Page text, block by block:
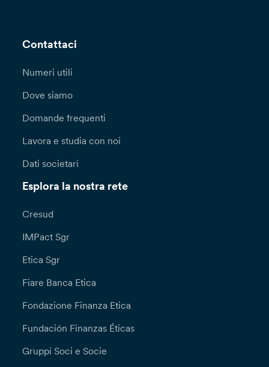
Contattaci
Numeri utili
Dove siamo
Domande frequenti
Lavora e studia con noi
Dati societari
Esplora la nostra rete
Cresud
IMPact Sgr
Etica Sgr
Fiare Banca Etica
Fondazione Finanza Etica
Fundación Finanzas Éticas
Gruppi Soci e Socie